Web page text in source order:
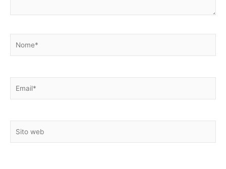
Nome*
Email*
Sito
web